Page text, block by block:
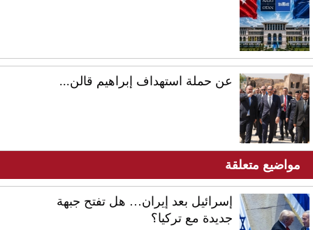
عن حملة استهداف إبراهيم قالن...
مواضيع متعلقة
إسرائيل بعد إيران… هل تفتح جبهة
جديدة مع تركيا؟